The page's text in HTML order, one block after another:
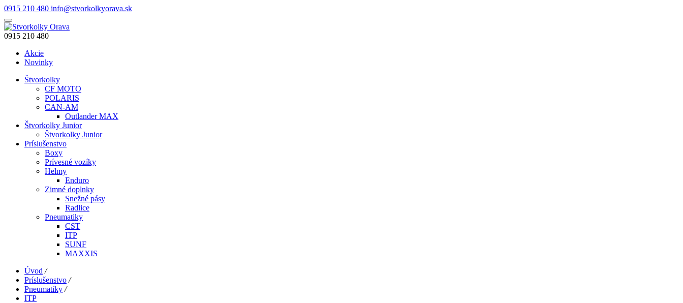
0915 210 480 info@stvorkolkyorava.sk
0915 210 480
Akcie
Novinky
Štvorkolky
CF MOTO
POLARIS
CAN-AM
Outlander MAX
Štvorkolky Junior
Štvorkolky Junior
Príslušenstvo
Boxy
Prívesné vozíky
Helmy
Enduro
Zimné doplnky
Snežné pásy
Radlice
Pneumatiky
CST
ITP
SUNF
MAXXIS
Úvod /
Príslušenstvo /
Pneumatiky /
ITP